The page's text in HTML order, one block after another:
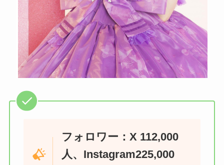
フォロワー：X 112,000
人、Instagram225,000